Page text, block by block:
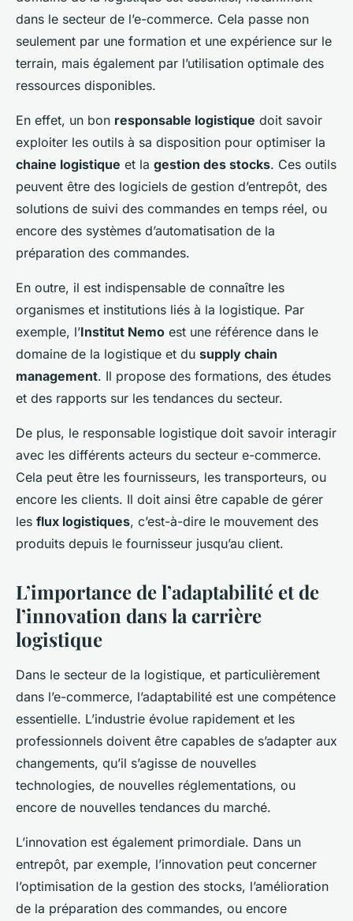
dans le secteur de l’e-commerce. Cela passe non
seulement par une formation et une expérience sur le
terrain, mais également par l’utilisation optimale des
ressources disponibles.
En effet, un bon responsable logistique doit savoir
exploiter les outils à sa disposition pour optimiser la
chaine logistique et la gestion des stocks. Ces outils
peuvent être des logiciels de gestion d’entrepôt, des
solutions de suivi des commandes en temps réel, ou
encore des systèmes d’automatisation de la
préparation des commandes.
En outre, il est indispensable de connaître les
organismes et institutions liés à la logistique. Par
exemple, l’Institut Nemo est une référence dans le
domaine de la logistique et du supply chain
management. Il propose des formations, des études
et des rapports sur les tendances du secteur.
De plus, le responsable logistique doit savoir interagir
avec les différents acteurs du secteur e-commerce.
Cela peut être les fournisseurs, les transporteurs, ou
encore les clients. Il doit ainsi être capable de gérer
les flux logistiques, c’est-à-dire le mouvement des
produits depuis le fournisseur jusqu’au client.
L’importance de l’adaptabilité et de
l’innovation dans la carrière
logistique
Dans le secteur de la logistique, et particulièrement
dans l’e-commerce, l’adaptabilité est une compétence
essentielle. L’industrie évolue rapidement et les
professionnels doivent être capables de s’adapter aux
changements, qu’il s’agisse de nouvelles
technologies, de nouvelles réglementations, ou
encore de nouvelles tendances du marché.
L’innovation est également primordiale. Dans un
entrepôt, par exemple, l’innovation peut concerner
l’optimisation de la gestion des stocks, l’amélioration
de la préparation des commandes, ou encore